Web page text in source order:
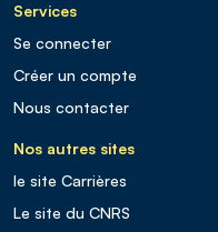
Services
Se connecter
Créer un compte
Nous contacter
Nos autres sites
le site Carrières
Le site du CNRS